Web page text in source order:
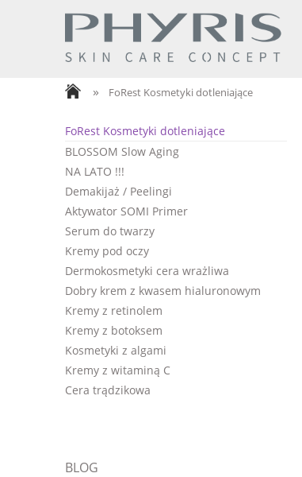
» FoRest Kosmetyki dotleniające
FoRest Kosmetyki dotleniające
BLOSSOM Slow Aging
NA LATO !!!
Demakijaż / Peelingi
Aktywator SOMI Primer
Serum do twarzy
Kremy pod oczy
Dermokosmetyki cera wrażliwa
Dobry krem z kwasem hialuronowym
Kremy z retinolem
Kremy z botoksem
Kosmetyki z algami
Kremy z witaminą C
Cera trądzikowa
BLOG